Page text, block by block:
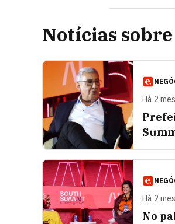
Notícias
Há 2
Há 2
No